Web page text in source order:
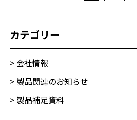
カテゴリー
> 会社情報
> 製品関連のお知らせ
> 製品補足資料